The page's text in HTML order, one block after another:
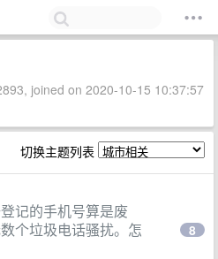
joined on 2020-10-15 10:37:57
切换主题列表
记的手机号算是废
个垃圾电话骚扰。怎
8